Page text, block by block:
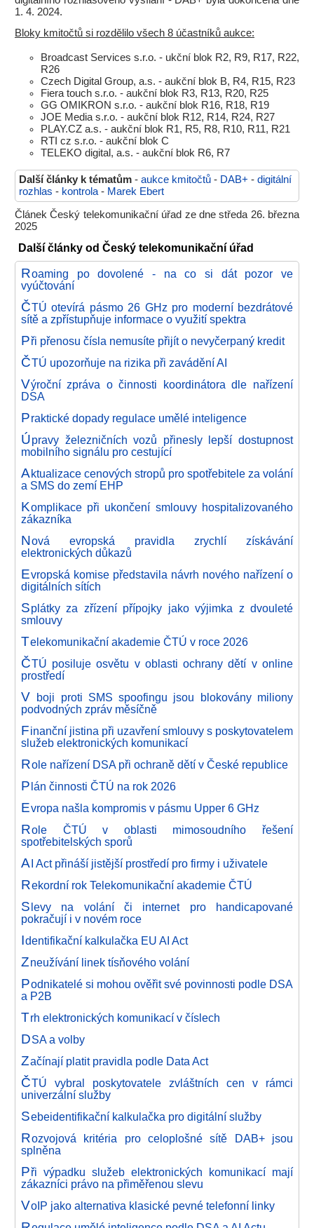
1. 4. 2024.
Bloky kmitočtů si rozdělilo všech 8 účastníků aukce:
Broadcast Services s.r.o. - ukční blok R2, R9, R17, R22,
R26
Czech Digital Group, a.s. - aukční blok B, R4, R15, R23
Fiera touch s.r.o. - aukční blok R3, R13, R20, R25
GG OMIKRON s.r.o. - aukční blok R16, R18, R19
JOE Media s.r.o. - aukční blok R12, R14, R24, R27
PLAY.CZ a.s. - aukční blok R1, R5, R8, R10, R11, R21
RTI cz s.r.o. - aukční blok C
TELEKO digital, a.s. - aukční blok R6, R7
Další články k tématům - aukce kmitočtů - DAB+ - digitální
rozhlas - kontrola - Marek Ebert
Článek Český telekomunikační úřad ze dne středa 26. března
2025
Další články od Český telekomunikační úřad
Roaming po dovolené - na co si dát pozor ve
vyúčtování
ČTÚ otevírá pásmo 26 GHz pro moderní bezdrátové
sítě a zpřístupňuje informace o využití spektra
Při přenosu čísla nemusíte přijít o nevyčerpaný kredit
ČTÚ upozorňuje na rizika při zavádění AI
Výroční zpráva o činnosti koordinátora dle nařízení
DSA
Praktické dopady regulace umělé inteligence
Úpravy železničních vozů přinesly lepší dostupnost
mobilního signálu pro cestující
Aktualizace cenových stropů pro spotřebitele za volání
a SMS do zemí EHP
Komplikace při ukončení smlouvy hospitalizovaného
zákazníka
Nová evropská pravidla zrychlí získávání
elektronických důkazů
Evropská komise představila návrh nového nařízení o
digitálních sítích
Splátky za zřízení přípojky jako výjimka z dvouleté
smlouvy
Telekomunikační akademie ČTÚ v roce 2026
ČTÚ posiluje osvětu v oblasti ochrany dětí v online
prostředí
V boji proti SMS spoofingu jsou blokovány miliony
podvodných zpráv měsíčně
Finanční jistina při uzavření smlouvy s poskytovatelem
služeb elektronických komunikací
Role nařízení DSA při ochraně dětí v České republice
Plán činnosti ČTÚ na rok 2026
Evropa našla kompromis v pásmu Upper 6 GHz
Role ČTÚ v oblasti mimosoudního řešení
spotřebitelských sporů
AI Act přináší jistější prostředí pro firmy i uživatele
Rekordní rok Telekomunikační akademie ČTÚ
Slevy na volání či internet pro handicapované
pokračují i v novém roce
Identifikační kalkulačka EU AI Act
Zneužívání linek tísňového volání
Podnikatelé si mohou ověřit své povinnosti podle DSA
a P2B
Trh elektronických komunikací v číslech
DSA a volby
Začínají platit pravidla podle Data Act
ČTÚ vybral poskytovatele zvláštních cen v rámci
univerzální služby
Sebeidentifikační kalkulačka pro digitální služby
Rozvojová kritéria pro celoplošné sítě DAB+ jsou
splněna
Při výpadku služeb elektronických komunikací mají
zákazníci právo na přiměřenou slevu
VoIP jako alternativa klasické pevné telefonní linky